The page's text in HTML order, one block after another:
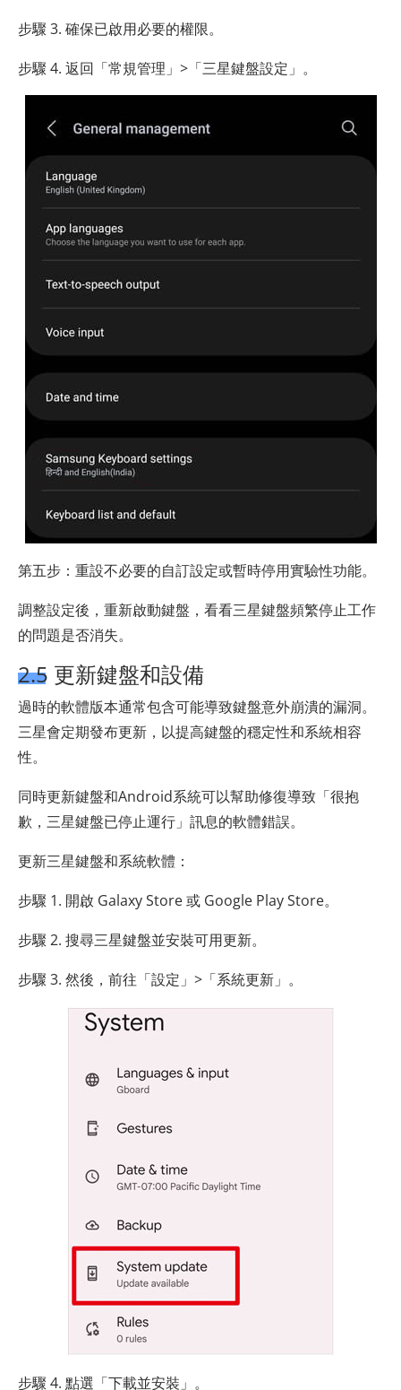
步驟 3. 確保已啟用必要的權限。
步驟 4. 返回「常規管理」>「三星鍵盤設定」。
第五步：重設不必要的自訂設定或暫時停用實驗性功能。
調整設定後，重新啟動鍵盤，看看三星鍵盤頻繁停止工作
的問題是否消失。
2.5 更新鍵盤和設備
過時的軟體版本通常包含可能導致鍵盤意外崩潰的漏洞。
三星會定期發布更新，以提高鍵盤的穩定性和系統相容
性。
同時更新鍵盤和Android系統可以幫助修復導致「很抱
歉，三星鍵盤已停止運行」訊息的軟體錯誤。
更新三星鍵盤和系統軟體：
步驟 1. 開啟 Galaxy Store 或 Google Play Store。
步驟 2. 搜尋三星鍵盤並安裝可用更新。
步驟 3. 然後，前往「設定」>「系統更新」。
步驟 4. 點選「下載並安裝」。